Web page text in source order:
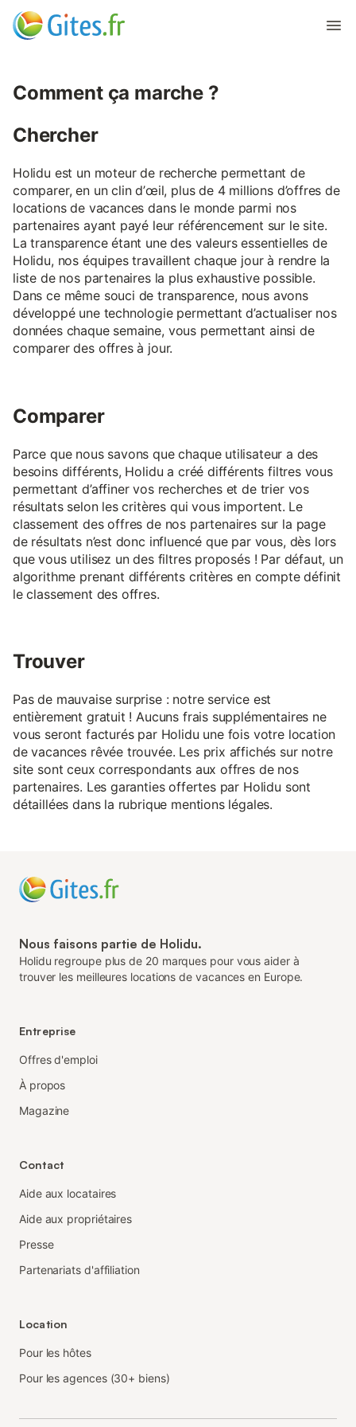
Comment ça marche ?
Chercher
Holidu est un moteur de recherche permettant de
comparer, en un clin d’œil, plus de 4 millions d’offres de
locations de vacances dans le monde parmi nos
partenaires ayant payé leur référencement sur le site.
La transparence étant une des valeurs essentielles de
Holidu, nos équipes travaillent chaque jour à rendre la
liste de nos partenaires la plus exhaustive possible.
Dans ce même souci de transparence, nous avons
développé une technologie permettant d’actualiser nos
données chaque semaine, vous permettant ainsi de
comparer des offres à jour.
Comparer
Parce que nous savons que chaque utilisateur a des
besoins différents, Holidu a créé différents filtres vous
permettant d’affiner vos recherches et de trier vos
résultats selon les critères qui vous importent. Le
classement des offres de nos partenaires sur la page
de résultats n’est donc influencé que par vous, dès lors
que vous utilisez un des filtres proposés ! Par défaut, un
algorithme prenant différents critères en compte définit
le classement des offres.
Trouver
Pas de mauvaise surprise : notre service est
entièrement gratuit ! Aucuns frais supplémentaires ne
vous seront facturés par Holidu une fois votre location
de vacances rêvée trouvée. Les prix affichés sur notre
site sont ceux correspondants aux offres de nos
partenaires. Les garanties offertes par Holidu sont
détaillées dans la rubrique mentions légales.
Nous faisons partie de Holidu.
Holidu regroupe plus de 20 marques pour vous aider à
trouver les meilleures locations de vacances en Europe.
Entreprise
Offres d'emploi
À propos
Magazine
Contact
Aide aux locataires
Aide aux propriétaires
Presse
Partenariats d'affiliation
Location
Pour les hôtes
Pour les agences (30+ biens)